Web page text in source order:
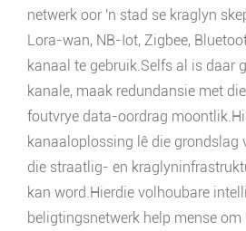
netwerk oor 'n stad se kraglyn
Lora-wan, NB-Iot, Zigbee,
kanaal te gebruik.Selfs al is daar
kanale, maak redundansie met
foutvrye data-oordrag
kanaaloplossing lê die grondslag
die straatlig- en
kan word.Hierdie volhoubare
beligtingsnetwerk help mense om